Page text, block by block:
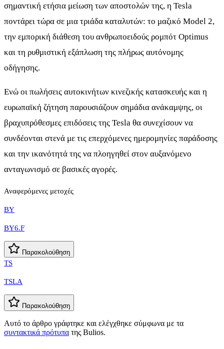
σημαντική ετήσια μείωση των αποστολών της, η Tesla
ποντάρει τώρα σε μια τριάδα καταλυτών: το μαζικό Model 2,
την εμπορική διάθεση του ανθρωποειδούς ρομπότ Optimus
και τη ρυθμιστική εξάπλωση της πλήρως αυτόνομης
οδήγησης.
Ενώ οι πωλήσεις αυτοκινήτων κινεζικής κατασκευής και η
ευρωπαϊκή ζήτηση παρουσιάζουν σημάδια ανάκαμψης, οι
βραχυπρόθεσμες επιδόσεις της Tesla θα συνεχίσουν να
συνδέονται στενά με τις επερχόμενες ημερομηνίες παράδοσης
και την ικανότητά της να πλοηγηθεί στον αυξανόμενο
ανταγωνισμό σε βασικές αγορές.
Αναφερόμενες μετοχές
BY
BY6.F
Παρακολούθηση
TS
TSLA
Παρακολούθηση
Αυτό το άρθρο γράφτηκε και ελέγχθηκε σύμφωνα με τα
συντακτικά πρότυπα της Bulios.